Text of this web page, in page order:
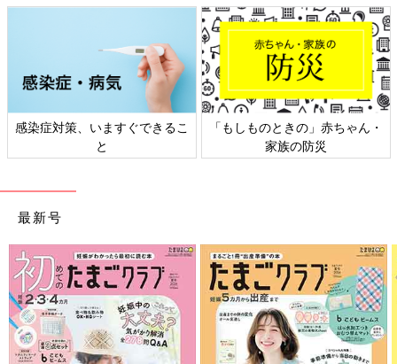
感染症対策、いますぐできるこ
と
「もしものときの」赤ちゃん・
家族の防災
最新号